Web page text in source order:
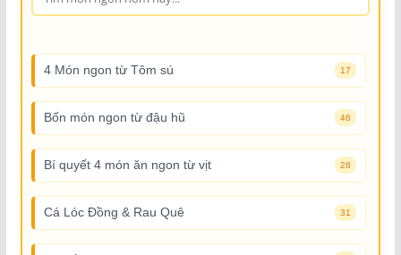
4 Món ngon từ Tôm sú 17
Bốn món ngon từ đậu hũ 46
Bí quyết 4 món ăn ngon từ vịt 28
Cá Lóc Đồng & Rau Quê 31